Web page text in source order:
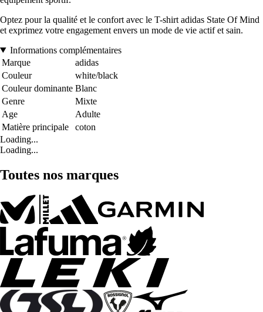
Optez pour la qualité et le confort avec le T-shirt adidas State Of Mind
et exprimez votre engagement envers un mode de vie actif et sain.
Informations complémentaires
Marque
adidas
Couleur
white/black
Couleur dominante Blanc
Genre
Mixte
Age
Adulte
Matière principale
coton
Loading...
Loading...
Toutes nos marques